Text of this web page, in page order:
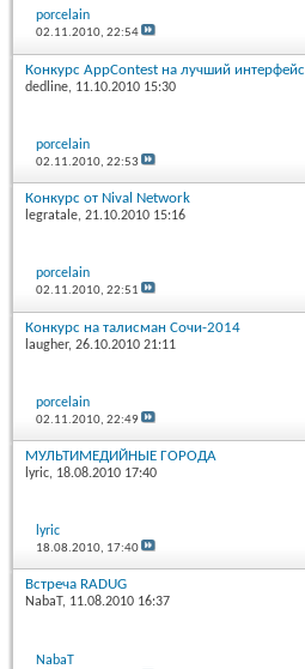
porcelain
02.11.2010,22:54
Конкурс AppContest на лучший
dedline, 11.10.2010 15:30
porcelain
02.11.2010,22:53
Конкурс от Nival Network
legratale, 21.10.2010 15:16
porcelain
02.11.2010,22:51
Конкурс на талисман Сочи-2014
laugher, 26.10.2010 21:11
porcelain
02.11.2010,22:49
МУЛЬТИМЕДИЙНЫЕ ГОРОДА
lyric, 18.08.2010 17:40
lyric
18.08.2010, 17:40
Встреча RADUG
NabaT, 11.08.2010 16:37
NabaT